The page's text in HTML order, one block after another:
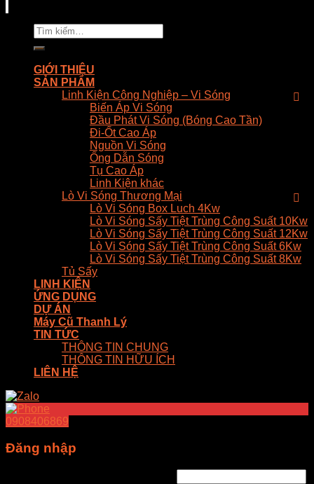
Tìm
kiếm:
GIỚI THIỆU
SẢN PHẨM
Linh Kiện Công Nghiệp – Vi Sóng
Biến Áp Vi Sóng
Đầu Phát Vi Sóng (Bóng Cao Tần)
Đi-Ốt Cao Áp
Nguồn Vi Sóng
Ống Dẫn Sóng
Tụ Cao Áp
Linh Kiện khác
Lò Vi Sóng Thương Mại
Lò Vi Sóng Box Luch 4Kw
Lò Vi Sóng Sấy Tiệt Trùng Công Suất 10Kw
Lò Vi Sóng Sấy Tiệt Trùng Công Suất 12Kw
Lò Vi Sóng Sấy Tiệt Trùng Công Suất 6Kw
Lò Vi Sóng Sấy Tiệt Trùng Công Suất 8Kw
Tủ Sấy
LINH KIỆN
ỨNG DỤNG
DỰ ÁN
Máy Cũ Thanh Lý
TIN TỨC
THÔNG TIN CHUNG
THÔNG TIN HỮU ÍCH
LIÊN HỆ
0908406869
Đăng nhập